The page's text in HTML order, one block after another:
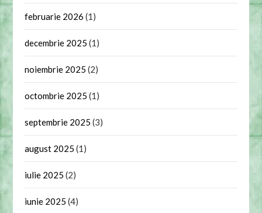
februarie 2026 (1)
decembrie 2025 (1)
noiembrie 2025 (2)
octombrie 2025 (1)
septembrie 2025 (3)
august 2025 (1)
iulie 2025 (2)
iunie 2025 (4)